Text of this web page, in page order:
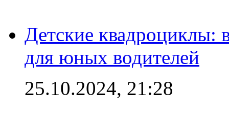
Детские квадроциклы:
для юных водителей
25.10.2024, 21:28